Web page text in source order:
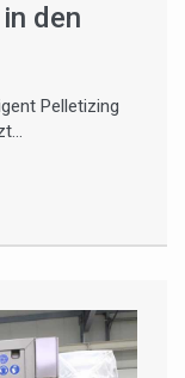
den
Pelletizing